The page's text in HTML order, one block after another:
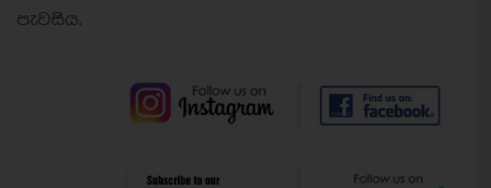
පැවසීය.